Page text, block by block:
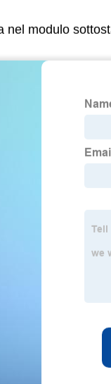
nel modulo